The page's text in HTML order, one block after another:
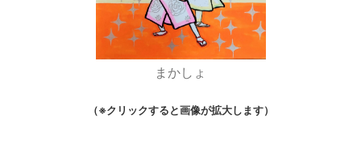
まかしょ
（※クリックすると画像が拡大します）